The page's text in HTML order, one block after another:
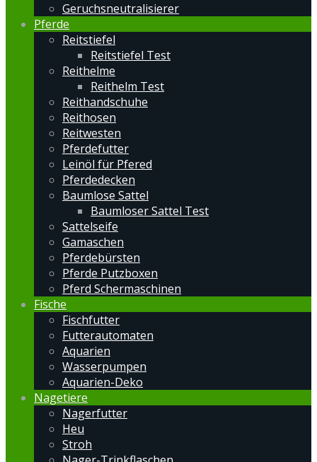
Geruchsneutralisierer
Pferde
Reitstiefel
Reitstiefel Test
Reithelme
Reithelm Test
Reithandschuhe
Reithosen
Reitwesten
Pferdefutter
Leinöl für Pfered
Pferdedecken
Baumlose Sattel
Baumloser Sattel Test
Sattelseife
Gamaschen
Pferdebürsten
Pferde Putzboxen
Pferd Schermaschinen
Fische
Fischfutter
Futterautomaten
Aquarien
Wasserpumpen
Aquarien-Deko
Nagetiere
Nagerfutter
Heu
Stroh